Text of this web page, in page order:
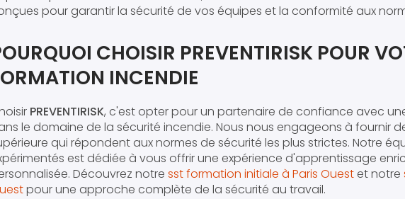
pour garantir la sécurité de vos équipes et la conformité aux
CHOISIR PREVENTIRISK POUR
INCENDIE
PREVENTIRISK, c'est opter pour un partenaire de confiance avec
le domaine de la sécurité incendie. Nous nous engageons à fournir
qui répondent aux normes de sécurité les plus strictes. Notre
est dédiée à vous offrir une expérience d'apprentissage
Découvrez notre sst formation initiale à Paris Ouestet notre
pour une approche complète de la sécurité au travail.